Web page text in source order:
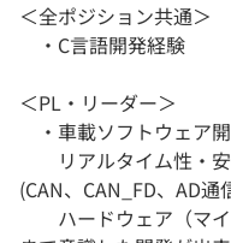
＜全ポジション共通＞
・C言語開発経験
＜PL・リーダー＞
・車載ソフトウェア
リアルタイム性・安
(CAN、CAN_FD、AD通
ハードウェア（マイ